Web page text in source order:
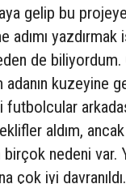
gelip bu
adımı
de biliyordum.
adanın kuzeyine
futbolcular
aldım,
nedeni var.
çok iyi